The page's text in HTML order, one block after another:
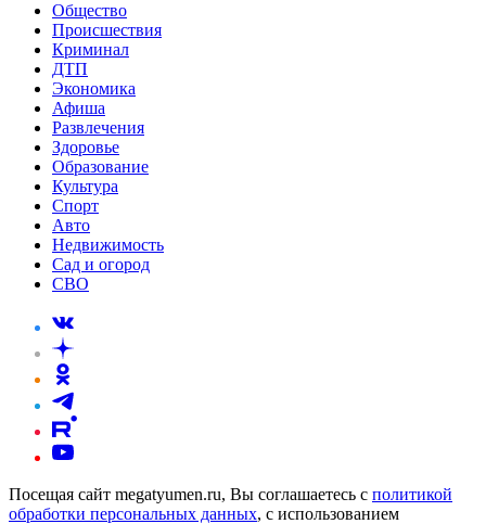
Общество
Происшествия
Криминал
ДТП
Экономика
Афиша
Развлечения
Здоровье
Образование
Культура
Спорт
Авто
Недвижимость
Сад и огород
СВО
Посещая сайт megatyumen.ru, Вы соглашаетесь с политикой
обработки персональных данных, с использованием